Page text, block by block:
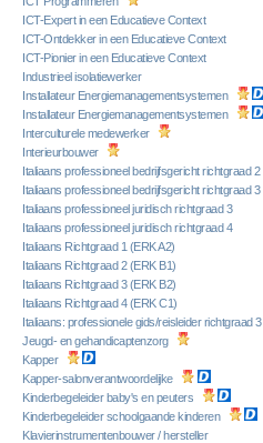
ICT-Expert in een Educatieve Context
ICT-Ontdekker in een Educatieve Context
ICT-Pionier in een Educatieve Context
Industrieel isolatiewerker
Installateur Energiemanagementsystemen
Installateur Energiemanagementsystemen
Interculturele medewerker
Interieurbouwer
Italiaans professioneel bedrijfsgericht richtgraad 2
Italiaans professioneel bedrijfsgericht richtgraad 3
Italiaans professioneel juridisch richtgraad 3
Italiaans professioneel juridisch richtgraad 4
Italiaans Richtgraad 1 (ERK A2)
Italiaans Richtgraad 2 (ERK B1)
Italiaans Richtgraad 3 (ERK B2)
Italiaans Richtgraad 4 (ERK C1)
Italiaans: professionele gids/reisleider richtgraad 3
Jeugd- en gehandicaptenzorg
Kapper
Kapper-salonverantwoordelijke
Kinderbegeleider baby's en peuters
Kinderbegeleider schoolgaande kinderen
Klavierinstrumentenbouwer / hersteller